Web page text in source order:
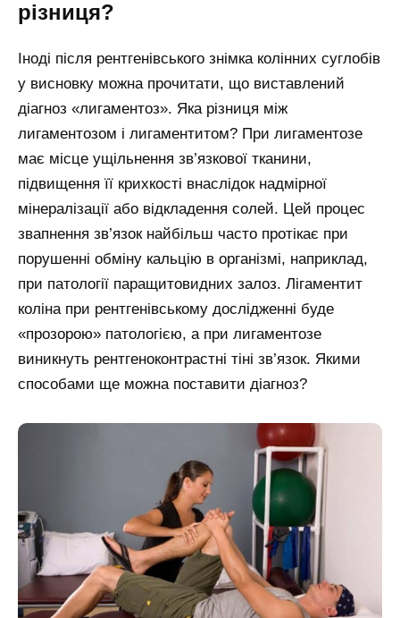
різниця?
Іноді після рентгенівського знімка колінних суглобів
у висновку можна прочитати, що виставлений
діагноз «лигаментоз». Яка різниця між
лигаментозом і лигаментитом? При лигаментозе
має місце ущільнення зв’язкової тканини,
підвищення її крихкості внаслідок надмірної
мінералізації або відкладення солей. Цей процес
звапнення зв’язок найбільш часто протікає при
порушенні обміну кальцію в організмі, наприклад,
при патології паращитовидних залоз. Лігаментит
коліна при рентгенівському дослідженні буде
«прозорою» патологією, а при лигаментозе
виникнуть рентгеноконтрастні тіні зв’язок. Якими
способами ще можна поставити діагноз?